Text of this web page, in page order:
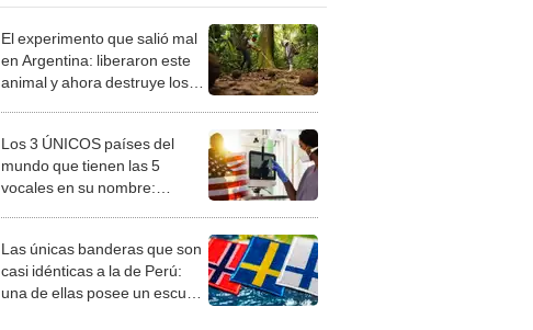
El experimento que salió mal
en Argentina: liberaron este
animal y ahora destruye los
Los 3 ÚNICOS países del
mundo que tienen las 5
vocales en su nombre:
Las únicas banderas que son
casi idénticas a la de Perú:
una de ellas posee un escudo